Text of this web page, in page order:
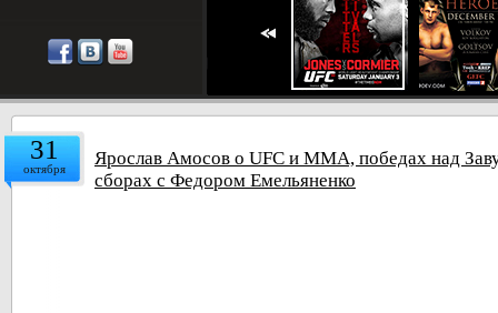
31
октября
Ярослав Амосов о UFC и ММА, победах над
сборах с Федором Емельяненко